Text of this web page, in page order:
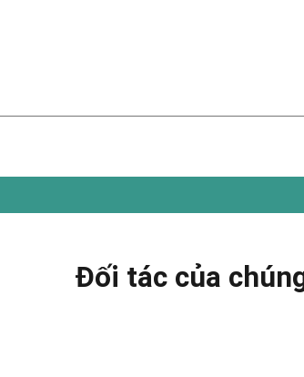
Đối tác của